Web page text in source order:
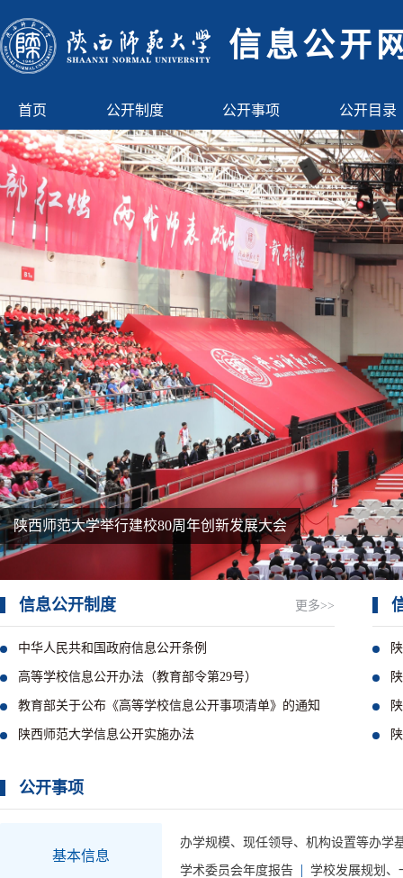
信息公开
首页 公开制度 公开事项 公开目录
信息公开制度 更多>>
中华人民共和国政府信息公开条例
高等学校信息公开办法（教育部令第29号）
教育部关于公布《高等学校信息公开事项清单》的通知
陕西师范大学信息公开实施办法
公开事项
基本信息
办学规模、现任领导、机构设置等办学
学术委员会年度报告 学校发展规划、